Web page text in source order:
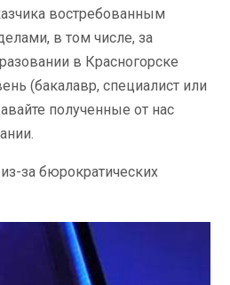
востребованным
в том числе, за
в Красногорске
(бакалавр, специалист или
полученные от нас
за бюрократических